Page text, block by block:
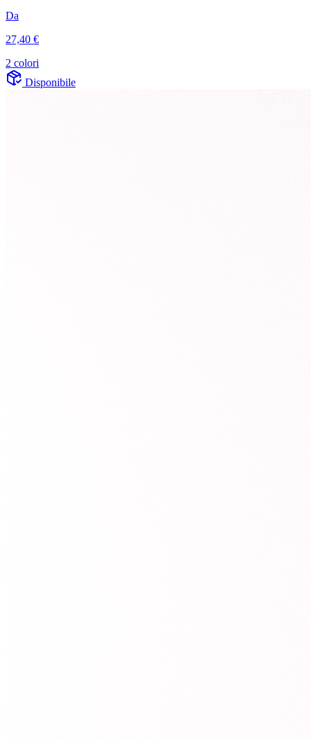
Da
27,40 €
2 colori
Disponibile